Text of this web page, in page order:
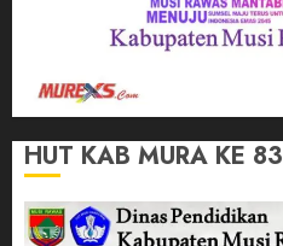
HUT KAB MURA KE 83